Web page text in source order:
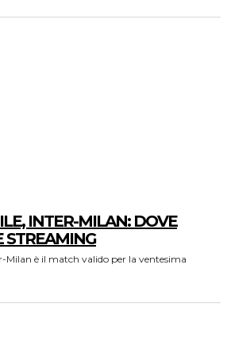
INTER-MILAN: DOVE
STREAMING
Milan è il match valido per la ventesima